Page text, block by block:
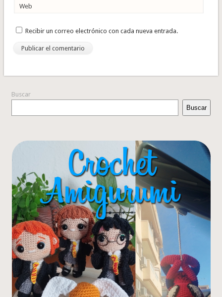
Web
Recibir un correo electrónico con cada nueva entrada.
Buscar
Buscar